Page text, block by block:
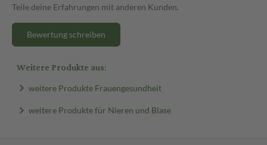
Teile deine Erfahrungen mit anderen Kunden.
Bewertung schreiben
Weitere Produkte aus:
weitere Produkte Frauengesundheit
weitere Produkte für Nieren und Blase